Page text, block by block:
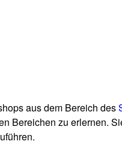
aus dem Bereich des
Bereichen zu erlernen.